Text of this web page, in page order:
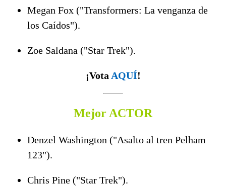
Megan Fox ("Transformers: La venganza de
los Caídos").
Zoe Saldana ("Star Trek").
¡Vota AQUÍ!
Mejor ACTOR
Denzel Washington ("Asalto al tren Pelham
123").
Chris Pine ("Star Trek").